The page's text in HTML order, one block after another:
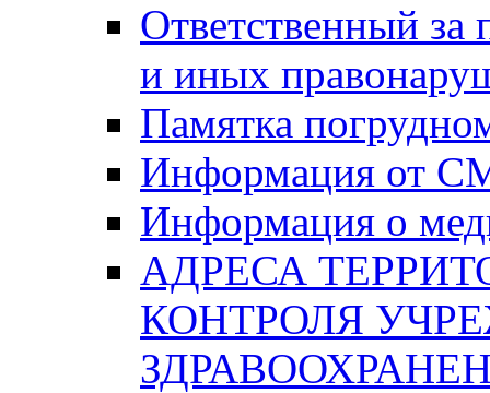
Ответственный
и иных
Памятка
Информация от
Информация о
АДРЕСА
КОНТРОЛЯ